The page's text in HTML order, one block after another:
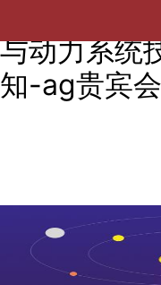
与动力系统
知-ag贵宾会